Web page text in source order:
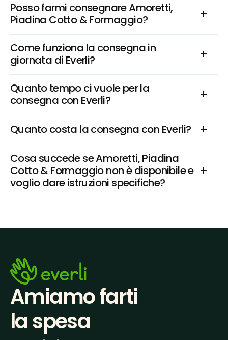
Posso farmi consegnare Amoretti,
Piadina Cotto & Formaggio?
Come funziona la consegna in
giornata di Everli?
Quanto tempo ci vuole per la
consegna con Everli?
Quanto costa la consegna con Everli?
Cosa succede se Amoretti, Piadina
Cotto & Formaggio non è disponibile e
voglio dare istruzioni specifiche?
Amiamo farti
la spesa